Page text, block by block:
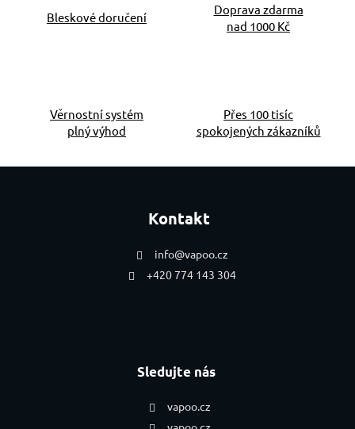
Bleskové doručení
Doprava zdarma
nad 1000 Kč
Věrnostní systém
plný výhod
Přes 100 tisíc
spokojených zákazníků
Kontakt
info@vapoo.cz
+420 774 143 304
Sledujte nás
vapoo.cz